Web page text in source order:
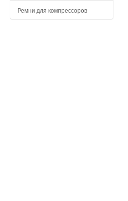
Ремни для компрессоров